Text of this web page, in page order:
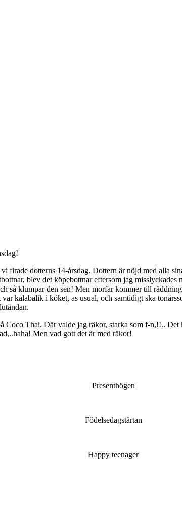
firade dotterns 14-årsdag. Dottern är nöjd med alla
blev det köpebottnar eftersom jag misslyckades
så klumpar den sen! Men morfar kommer till
kalabalik i köket, as usual, och samtidigt ska
Thai. Där valde jag räkor, starka som f-n,!!..
Men vad gott det är med räkor!
Presenthögen
Födelsedagstårtan
Happy teenager